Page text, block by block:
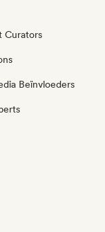
Curators
Beïnvloeders